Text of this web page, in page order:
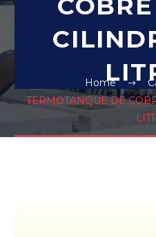
Home
TERMOTANQUE DE